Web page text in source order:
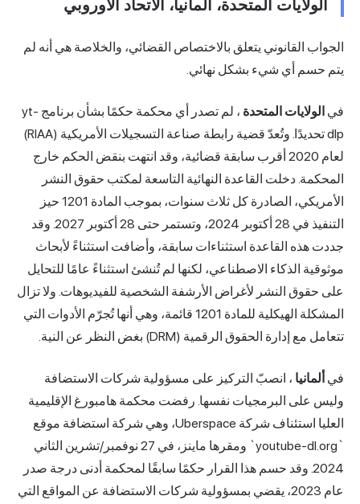
الولايات المتحدة، ألمانيا، الاتحاد الأوروبي
الجواب القانوني يتعلق بالاختصاص القضائي، والخلاصة هي أنه لم
يتم حسم أي شيء بشكل نهائي.
في الولايات المتحدة
، لم تصدر أي محكمة حكمًا بشأن برنامج yt-
dlp تحديدًا. وتُعدّ قضية رابطة صناعة التسجيلات الأمريكية (RIAA)
لعام 2020 أقرب سابقة قضائية، وقد انتهت بنقض الحكم خارج
المحكمة. دخلت القاعدة النهائية التاسعة لمكتب حقوق النشر
الأمريكي، الصادرة كل ثلاث سنوات، بموجب المادة 1201 حيز
التنفيذ في 28 أكتوبر 2024، وتستمر حتى 28 أكتوبر 2027. وقد
جددت هذه القاعدة استثناءات سابقة، وأضافت استثناءً لأبحاث
موثوقية الذكاء الاصطناعي، لكنها لم تُنشئ استثناءً عامًا للتحايل
على حقوق النشر لأغراض الأرشفة الشخصية للفيديوهات. ولا تزال
المشكلة الهيكلية للمادة 1201 قائمة، وهي أنها تُجرّم الأدوات التي
تتعامل مع إدارة الحقوق الرقمية (DRM) بغض النظر عن النية.
في ألمانيا ، انصبّ التركيز على مسؤولية شركات الاستضافة
وليس على البرمجيات نفسها. رفضت محكمة هامبورغ الإقليمية
العليا استئناف شركة Uberspace، وهي شركة استضافة موقع
`youtube-dl.org` ومقرها ماينز، في 27 نوفمبر/تشرين الثاني
2024. وقد حسم هذا القرار حكمًا سابقًا لمحكمة أدنى درجة صدر
عام 2023، يقضي بمسؤولية شركات الاستضافة عن المواقع التي